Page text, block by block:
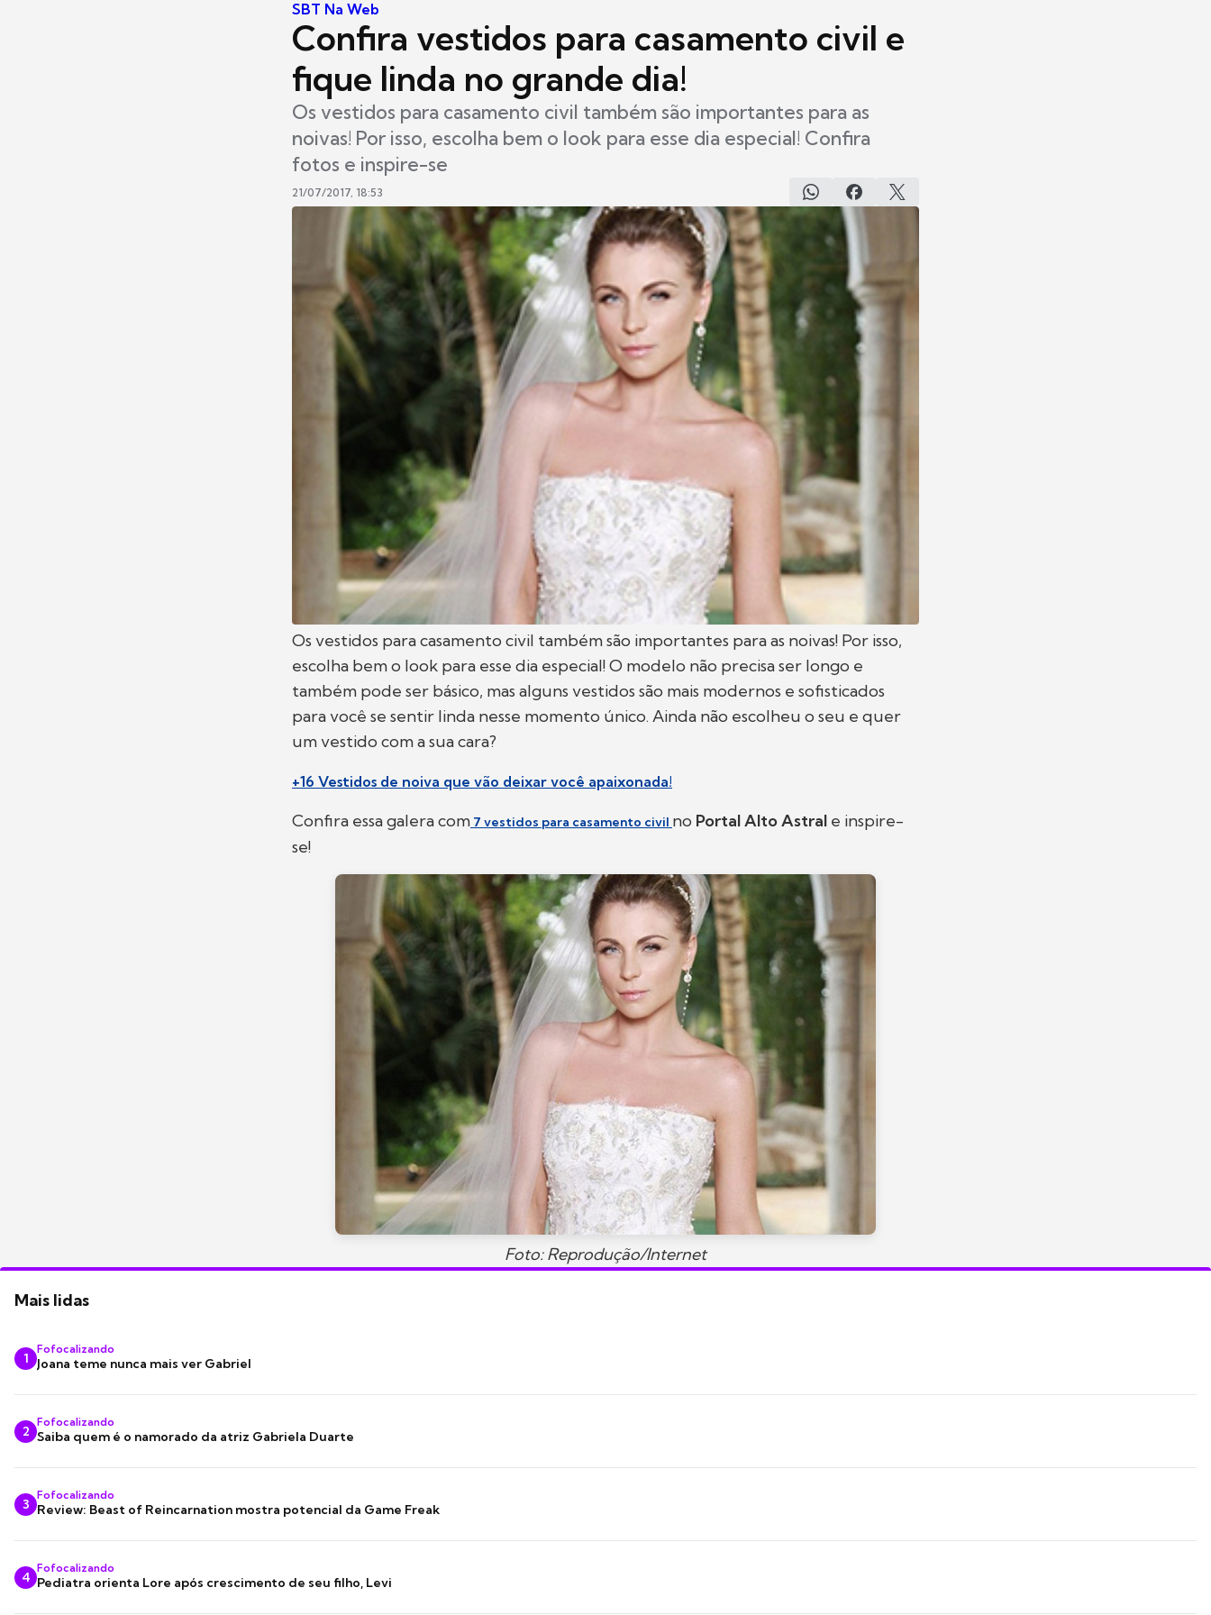
SBT Na Web
Confira vestidos para casamento civil e
fique linda no grande dia!
Os vestidos para casamento civil também são importantes para as
noivas! Por isso, escolha bem o look para esse dia especial! Confira
fotos e inspire-se
21/07/2017, 18:53
Os vestidos para casamento civil também são importantes para as noivas! Por isso,
escolha bem o look para esse dia especial! O modelo não precisa ser longo e
também pode ser básico, mas alguns vestidos são mais modernos e sofisticados
para você se sentir linda nesse momento único. Ainda não escolheu o seu e quer
um vestido com a sua cara?
+16 Vestidos de noiva que vão deixar você apaixonada!
Confira essa galera com 7 vestidos para casamento civil no Portal Alto Astral e inspire-
se!
Foto: Reprodução/Internet
Mais lidas
1
Fofocalizando
Joana teme nunca mais ver Gabriel
2
Fofocalizando
Saiba quem é o namorado da atriz Gabriela Duarte
3
Fofocalizando
Review: Beast of Reincarnation mostra potencial da Game Freak
4
Fofocalizando
Pediatra orienta Lore após crescimento de seu filho, Levi